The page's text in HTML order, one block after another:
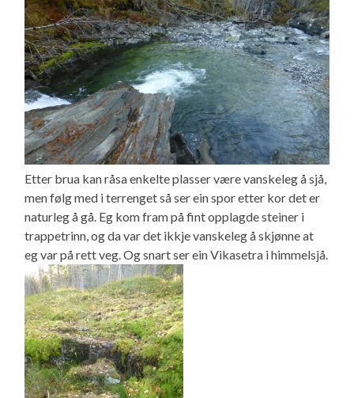
Etter brua kan råsa enkelte plasser være vanskeleg å sjå,
men følg med i terrenget så ser ein spor etter kor det er
naturleg å gå. Eg kom fram på fint opplagde steiner i
trappetrinn, og da var det ikkje vanskeleg å skjønne at
eg var på rett veg. Og snart ser ein Vikasetra i himmelsjå.